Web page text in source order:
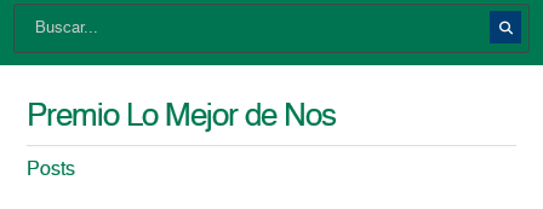
Premio Lo Mejor de Nos
Posts